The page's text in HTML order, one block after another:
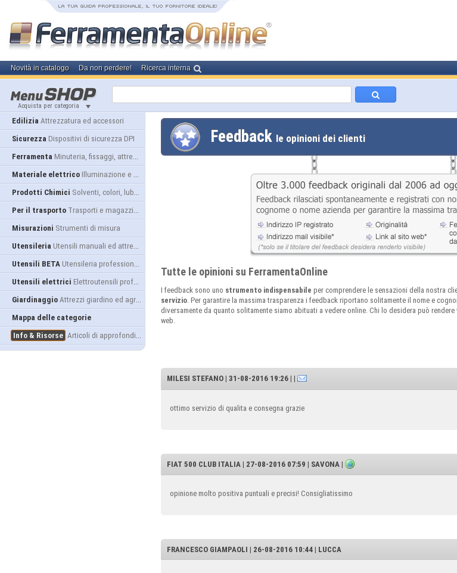
Novità in catalogo Da non perdere! Ricerca interna
Acquista per categoria
Edilizia Attrezzatura ed accessori
Sicurezza Dispositivi di sicurezza DPI
Ferramenta Minuteria, fissaggi, attrezzatura
Materiale elettrico Illuminazione e alimentazione
Prodotti Chimici Solventi, colori, lubrificanti...
Per il trasporto Trasporti e magazzino
Misurazioni Strumenti di misura
Utensileria Utensili manuali ed attrezzature
Utensili BETA Utensileria professionale
Utensili elettrici Elettroutensili professionali
Giardinaggio Attrezzi giardino ed agricoltura
Mappa delle categorie
Info & Risorse Articoli di approfondimento
Feedback le opinioni dei clienti
Tutte le opinioni su FerramentaOnline
I feedback sono uno strumento indispensabile per comprendere le sensazioni della nostra
servizio. Per garantire la massima trasparenza i feedback riportano solitamente il nome e
diversamente da quanto solitamente siamo abituati a vedere online. Chi lo desidera può
web.
MILESI STEFANO | 31-08-2016 19:26 | |
ottimo servizio di qualita e consegna grazie
FIAT 500 CLUB ITALIA | 27-08-2016 07:59 | SAVONA |
opinione molto positiva puntuali e precisi! Consigliatissimo
FRANCESCO GIAMPAOLI | 26-08-2016 10:44 | LUCCA